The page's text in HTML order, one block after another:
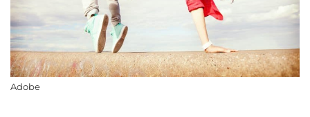
Adobe